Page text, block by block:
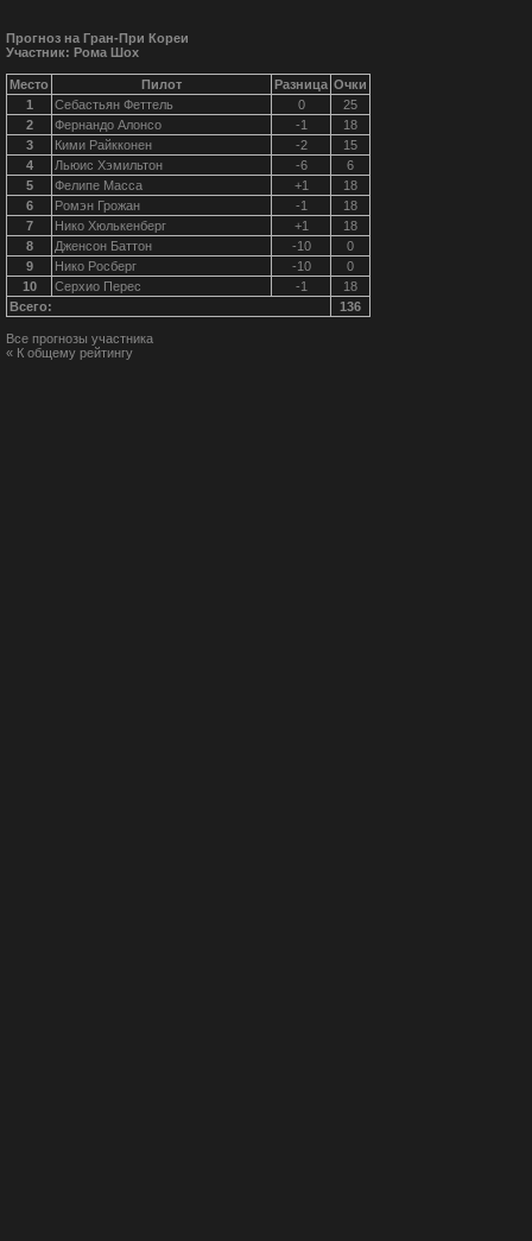
Прогноз на Гран-При Кореи
Участник: Рома Шох
Место Пилот Разница Очки
1
Себастьян Феттель 0
25
2
Фернандо Алонсо -1
18
3
Кими Райкконен -2
15
4
Льюис Хэмильтон -6
6
5
Фелипе Масса +1
18
6
Ромэн Грожан -1
18
7
Нико Хюлькенберг +1
18
8
Дженсон Баттон -10
0
9
Нико Росберг -10
0
10
Серхио Перес -1
18
Всего:
136
Все прогнозы участника
« К общему рейтингу